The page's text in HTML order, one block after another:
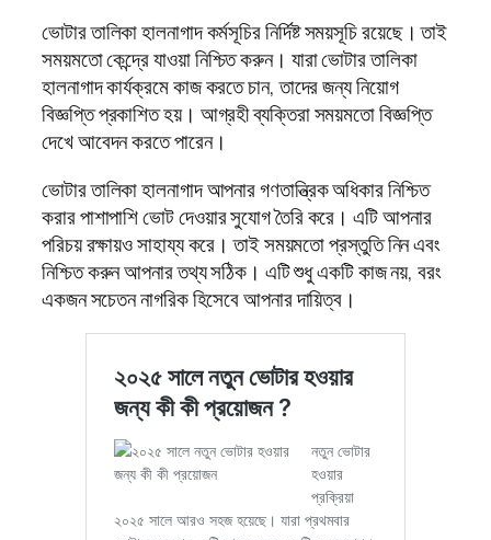
ভোটার তালিকা হালনাগাদ কর্মসূচির নির্দিষ্ট সময়সূচি রয়েছে। তাই
সময়মতো কেন্দ্রে যাওয়া নিশ্চিত করুন। যারা ভোটার তালিকা
হালনাগাদ কার্যক্রমে কাজ করতে চান, তাদের জন্য নিয়োগ
বিজ্ঞপ্তি প্রকাশিত হয়। আগ্রহী ব্যক্তিরা সময়মতো বিজ্ঞপ্তি
দেখে আবেদন করতে পারেন।
ভোটার তালিকা হালনাগাদ আপনার গণতান্ত্রিক অধিকার নিশ্চিত
করার পাশাপাশি ভোট দেওয়ার সুযোগ তৈরি করে। এটি আপনার
পরিচয় রক্ষায়ও সাহায্য করে। তাই সময়মতো প্রস্তুতি নিন এবং
নিশ্চিত করুন আপনার তথ্য সঠিক। এটি শুধু একটি কাজ নয়, বরং
একজন সচেতন নাগরিক হিসেবে আপনার দায়িত্ব।